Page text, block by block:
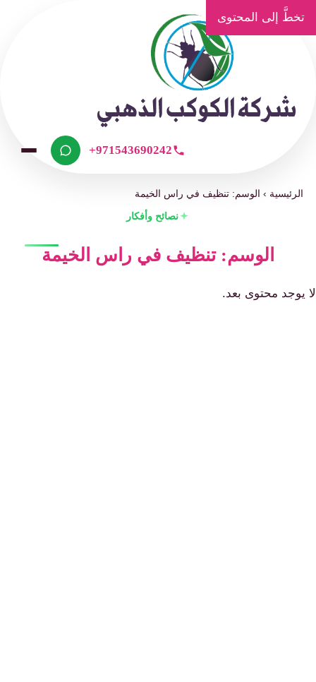
تخطَّ إلى المحتوى
+971543690242
الرئيسية ›الوسم: تنظيف في راس الخيمة
نصائح وأفكار
الوسم: تنظيف في راس الخيمة
لا يوجد محتوى بعد.